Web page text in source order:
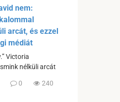
nem:
arcát, és ezzel
médiát
Victoria
nélküli arcát
0 240